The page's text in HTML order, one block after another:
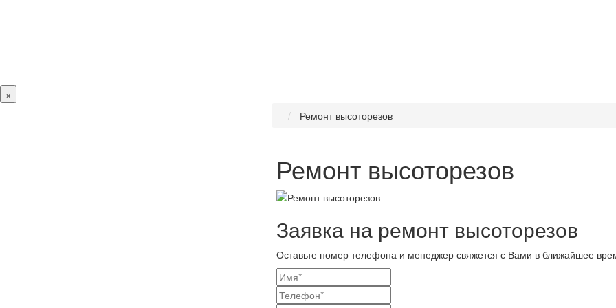
×
Ремонт высоторезов
Ремонт высоторезов
Заявка на ремонт высоторезов
Оставьте номер телефона и менеджер свяжется с Вами в ближайшее
Ваши
контактные